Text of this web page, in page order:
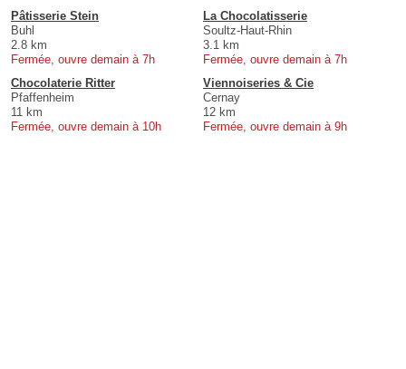
Pâtisserie Stein
Buhl
2.8 km
Fermée, ouvre demain à 7h
La Chocolatisserie
Soultz-Haut-Rhin
3.1 km
Fermée, ouvre demain à 7h
Chocolaterie Ritter
Pfaffenheim
11 km
Fermée, ouvre demain à 10h
Viennoiseries & Cie
Cernay
12 km
Fermée, ouvre demain à 9h